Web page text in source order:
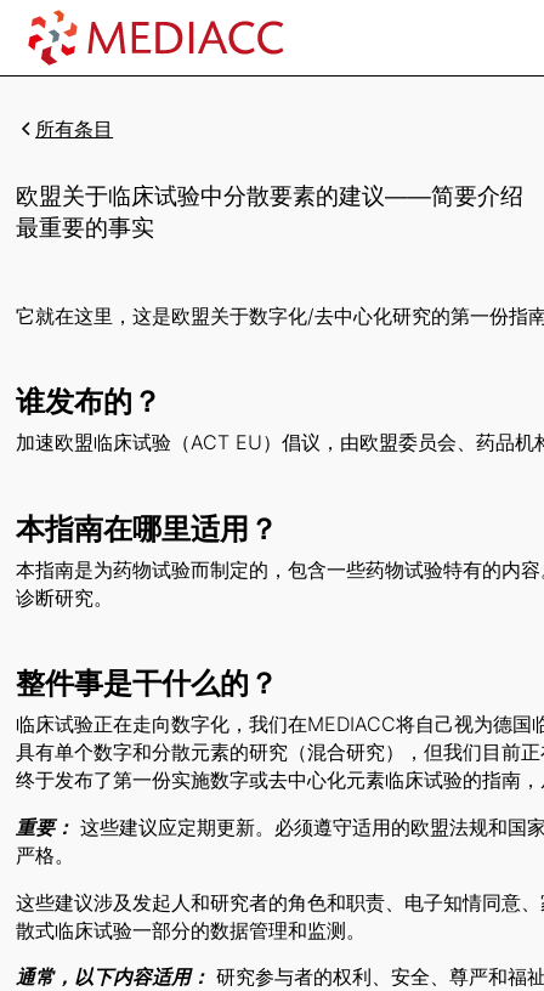
所有条目
欧盟关于临床试验中分散要素的建议——简要介绍
最重要的事实
它就在这里，这是欧盟关于数字化/去中心化研究的第一份指
谁发布的？
加速欧盟临床试验（ACT EU）倡议，由欧盟委员会、药品
本指南在哪里适用？
本指南是为药物试验而制定的，包含一些药物试验特有的内
诊断研究。
整件事是干什么的？
临床试验正在走向数字化，我们在MEDIACC将自己视为德
具有单个数字和分散元素的研究（混合研究），但我们目前
终于发布了第一份实施数字或去中心化元素临床试验的指南
重要： 这些建议应定期更新。必须遵守适用的欧盟法规和国
严格。
这些建议涉及发起人和研究者的角色和职责、电子知情同意
散式临床试验一部分的数据管理和监测。
通常，以下内容适用： 研究参与者的权利、安全、尊严和福